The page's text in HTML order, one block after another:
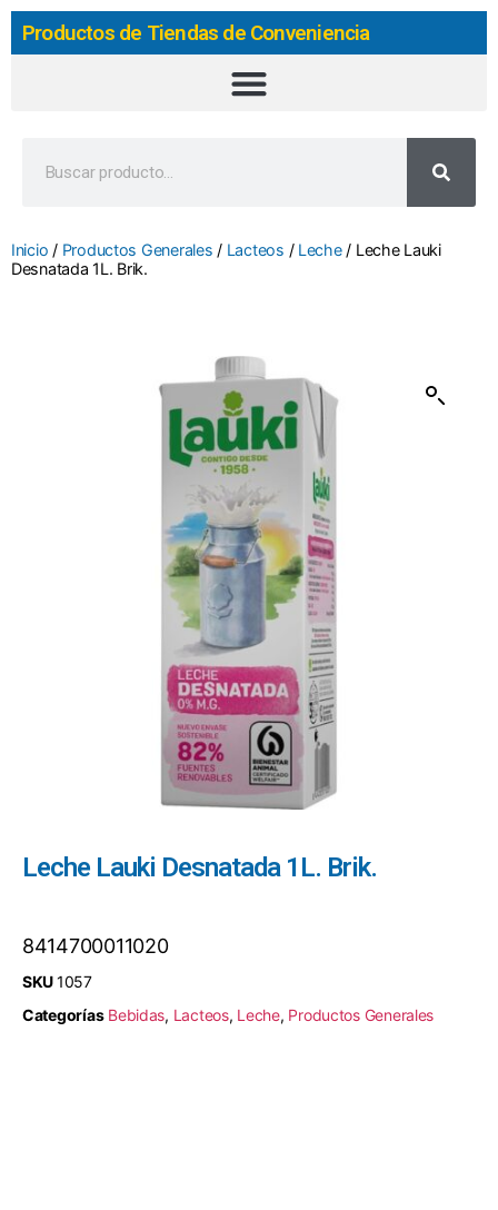
Productos de Tiendas de Conveniencia
Inicio / Productos Generales / Lacteos / Leche/ Leche Lauki
Desnatada 1L. Brik.
Leche Lauki Desnatada 1L. Brik.
8414700011020
SKU1057
Categorías Bebidas, Lacteos, Leche, Productos Generales